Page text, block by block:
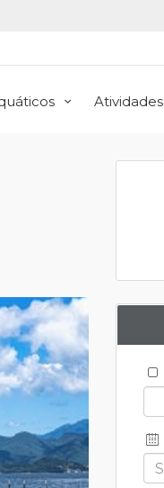
Atividades